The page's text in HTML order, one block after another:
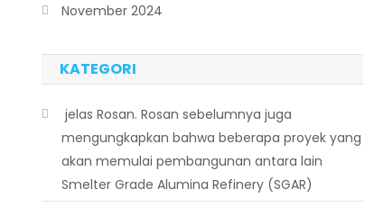
November 2024
KATEGORI
 jelas Rosan. Rosan sebelumnya juga
mengungkapkan bahwa beberapa proyek yang
akan memulai pembangunan antara lain
Smelter Grade Alumina Refinery (SGAR)